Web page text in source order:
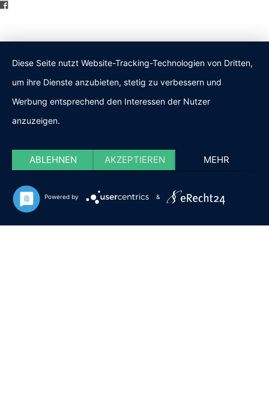
Diese Seite nutzt Website-Tracking-Technologien von Dritten,
um ihre Dienste anzubieten, stetig zu verbessern und
Werbung entsprechend den Interessen der Nutzer
anzuzeigen.
ABLEHNEN AKZEPTIEREN MEHR
Powered by &